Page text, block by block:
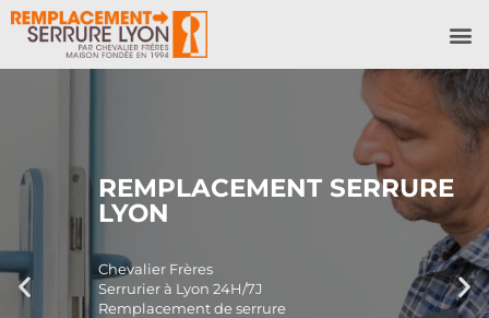
REMPLACEMENT SERRURE
LYON
Chevalier Frères
Serrurier à Lyon 24H/7J
Remplacement de serrure